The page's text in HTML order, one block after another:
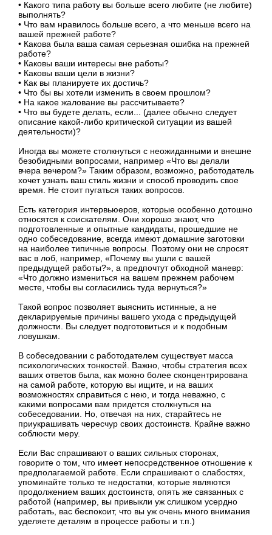
• Какого типа работу вы больше всего любите (не любите)
выполнять?
• Что вам нравилось больше всего, а что меньше всего на
вашей прежней работе?
• Какова была ваша самая серьезная ошибка на прежней
работе?
• Каковы ваши интересы вне работы?
• Каковы ваши цели в жизни?
• Как вы планируете их достичь?
• Что бы вы хотели изменить в своем прошлом?
• На какое жалование вы рассчитываете?
• Что вы будете делать, если... (далее обычно следует
описание какой-либо критической ситуации из вашей
деятельности)?
Иногда вы можете столкнуться с неожиданными и внешне
безобидными вопросами, например «Что вы делали
вчера вечером?» Таким образом, возможно, работодатель
хочет узнать ваш стиль жизни и способ проводить свое
время. Не стоит пугаться таких вопросов.
Есть категория интервьюеров, которые особенно дотошно
относятся к соискателям. Они хорошо знают, что
подготовленные и опытные кандидаты, прошедшие не
одно собеседование, всегда имеют домашние заготовки
на наиболее типичные вопросы. Поэтому они не спросят
вас в лоб, например, «Почему вы ушли с вашей
предыдущей работы?», а предпочтут обходной маневр:
«Что должно измениться на вашем прежнем рабочем
месте, чтобы вы согласились туда вернуться?»
Такой вопрос позволяет выяснить истинные, а не
декларируемые причины вашего ухода с предыдущей
должности. Вы следует подготовиться и к подобным
ловушкам.
В собеседовании с работодателем существует масса
психологических тонкостей. Важно, чтобы стратегия всех
ваших ответов была, как можно более сконцентрирована
на самой работе, которую вы ищите, и на ваших
возможностях справиться с нею, и тогда неважно, с
какими вопросами вам придется столкнуться на
собеседовании. Но, отвечая на них, старайтесь не
приукрашивать чересчур своих достоинств. Крайне важно
соблюсти меру.
Если Вас спрашивают о ваших сильных сторонах,
говорите о том, что имеет непосредственное отношение к
предполагаемой работе. Если спрашивают о слабостях,
упоминайте только те недостатки, которые являются
продолжением ваших достоинств, опять же связанных с
работой (например, вы привыкли уж слишком усердно
работать, вас беспокоит, что вы уж очень много внимания
уделяете деталям в процессе работы и т.п.)